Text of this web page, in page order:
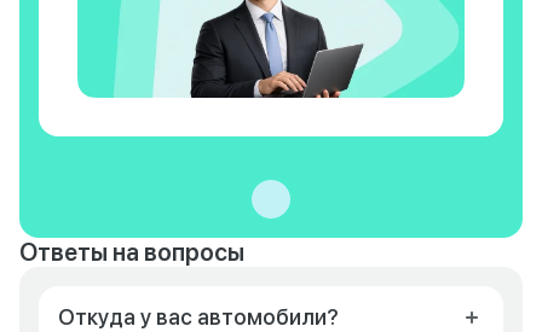
Ответы на вопросы
Откуда у вас автомобили?